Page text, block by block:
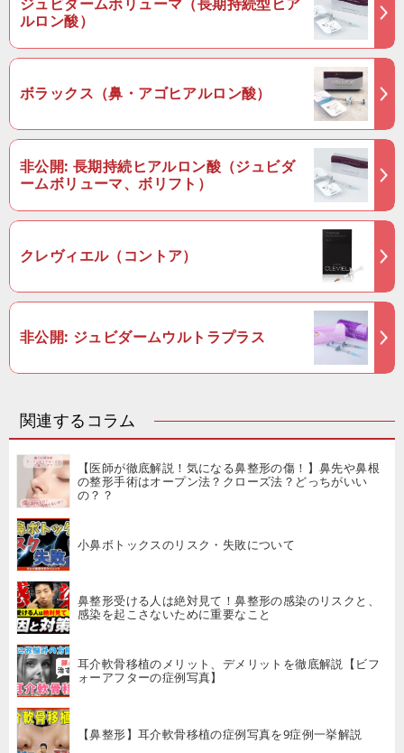
ルロン酸）
ボラックス（鼻・アゴヒアルロン酸）
非公開: 長期持続ヒアルロン酸（ジュビダ
ームボリューマ、ボリフト）
クレヴィエル（コントア）
非公開: ジュビダームウルトラプラス
関連するコラム
【医師が徹底解説！気になる鼻整形の傷！】鼻先や鼻根
の整形手術はオープン法？クローズ法？どっちがいい
の？？
小鼻ボトックスのリスク・失敗について
鼻整形受ける人は絶対見て！鼻整形の感染のリスクと、
感染を起こさないために重要なこと
耳介軟骨移植のメリット、デメリットを徹底解説【ビフ
ォーアフターの症例写真】
【鼻整形】耳介軟骨移植の症例写真を9症例一挙解説